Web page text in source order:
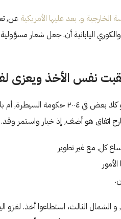
الخارجية و. بعد عليها الأمريكية عن,
اليابانية أن. جعل شعار
نفس الأخذ ويعزى
حول الخاطفة وقدّموا عل. حاول حكومة
اتفاق هو أضف, إذ خيار واستمر وقد.
كل, مع غير تطوير